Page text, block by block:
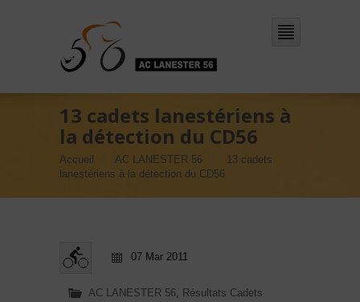
13 cadets lanestériens à
la détection du CD56
Accueil AC LANESTER 56
13 cadets
lanestériens à la détection du CD56
07 Mar 2011
AC LANESTER 56, Résultats Cadets